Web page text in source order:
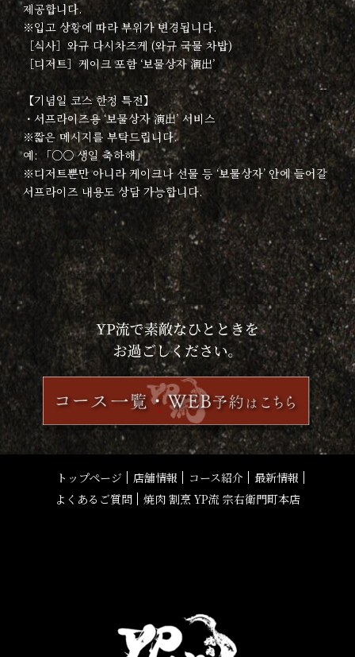
제공합니다.
※입고 상황에 따라 부위가 변경됩니다.
［식사］와규 다시차즈케 (와규 국물 차밥)
［디저트］케이크 포함 ‘보물상자 演出’
【기념일 코스 한정 특전】
・서프라이즈용 ‘보물상자 演出’ 서비스
※짧은 메시지를 부탁드립니다.
예: 「○○ 생일 축하해」
※디저트뿐만 아니라 케이크나 선물 등 ‘보물상자’ 안에 들어갈
서프라이즈 내용도 상담 가능합니다.
トップページ 店舗情報 コース紹介
最新情報
よくあるご質問
焼肉 割烹 YP流 宗右衛門町本店